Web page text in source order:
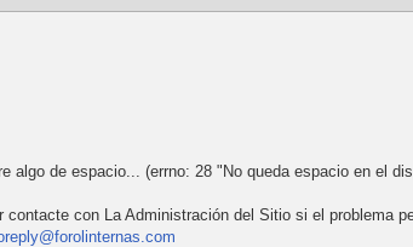
algo de espacio... (errno: 28 "No queda espacio en el
con La Administración del Sitio si el problema